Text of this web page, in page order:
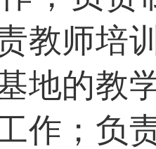
教师培
地的教
作；负